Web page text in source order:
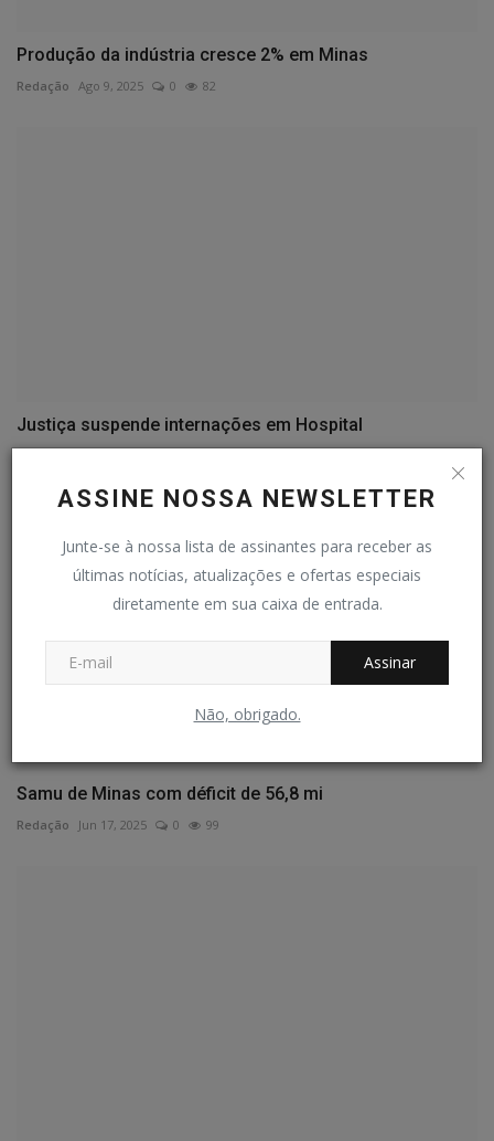
ASSINE NOSSA NEWSLETTER
Junte-se à nossa lista de assinantes para receber as
últimas notícias, atualizações e ofertas especiais
diretamente em sua caixa de entrada.
Assinar
Não, obrigado.
Produção da indústria cresce 2% em Minas
Redação Ago 9, 2025 0 82
Justiça suspende internações em Hospital
Samu de Minas com déficit de 56,8 mi
Redação Jun 17, 2025 0 99